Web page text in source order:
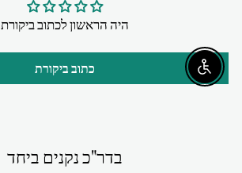
היה הראשון לכתוב ביקורת
כתוב ביקורת
בדר"כ נקנים ביחד
Enable accessibility